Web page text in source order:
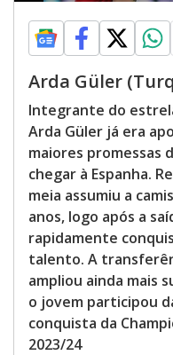
Arda Güler
Integrante do
Arda Güler já era
maiores promessas
chegar à Espanha.
meia assumiu a
anos, logo após a
rapidamente
talento. A
ampliou ainda mais
o jovem participou
conquista da
2023/24